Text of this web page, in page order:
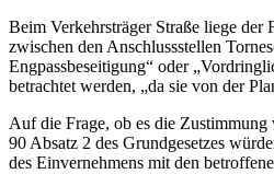
Beim Verkehrsträger Straße liege der
zwischen den Anschlussstellen
Engpassbeseitigung“ oder
betrachtet werden, „da sie von der
Auf die Frage, ob es die
90 Absatz 2 des Grundgesetzes
des Einvernehmens mit den